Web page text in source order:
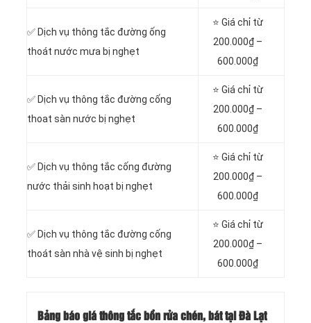
✅ Dịch vụ thông tắc đường ống
thoát nước mưa bị nghẹt
⭐ Giá chỉ từ
200.000₫ –
600.000₫
✅ Dịch vụ thông tắc đường cống
thoat sàn nước bị nghẹt
⭐ Giá chỉ từ
200.000₫ –
600.000₫
‎✅ Dịch vụ thông tắc cống đường
nước thải sinh hoạt bị nghẹt
⭐ Giá chỉ từ
200.000₫ –
600.000₫
✅ Dịch vụ thông tắc đường cống
thoát sàn nhà vệ sinh bị nghẹt
⭐ Giá chỉ từ
200.000₫ –
600.000₫
Bảng báo giá thông tắc bồn rửa chén, bát tại Đà Lạt